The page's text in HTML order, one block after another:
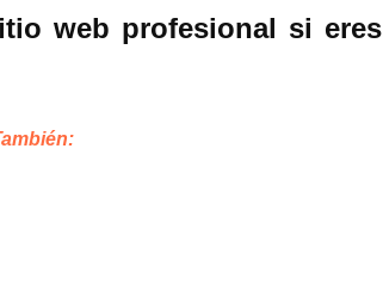
web profesional si eres